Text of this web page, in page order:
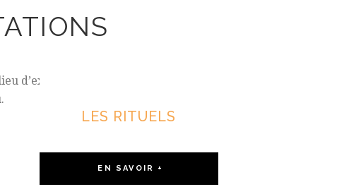
d’exception
LES RITUELS
EN SAVOIR +
NOS PRODUITS